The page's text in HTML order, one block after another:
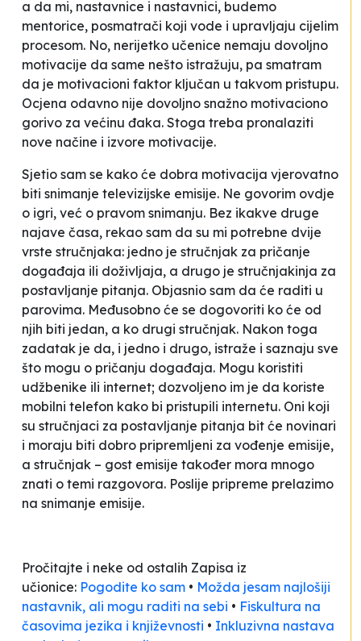
a da mi, nastavnice i nastavnici, budemo
mentorice, posmatrači koji vode i upravljaju cijelim
procesom. No, nerijetko učenice nemaju dovoljno
motivacije da same nešto istražuju, pa smatram
da je motivacioni faktor ključan u takvom pristupu.
Ocjena odavno nije dovoljno snažno motivaciono
gorivo za većinu đaka. Stoga treba pronalaziti
nove načine i izvore motivacije.
Sjetio sam se kako će dobra motivacija vjerovatno
biti snimanje televizijske emisije. Ne govorim ovdje
o igri, već o pravom snimanju. Bez ikakve druge
najave časa, rekao sam da su mi potrebne dvije
vrste stručnjaka: jedno je stručnjak za pričanje
događaja ili doživljaja, a drugo je stručnjakinja za
postavljanje pitanja. Objasnio sam da će raditi u
parovima. Međusobno će se dogovoriti ko će od
njih biti jedan, a ko drugi stručnjak. Nakon toga
zadatak je da, i jedno i drugo, istraže i saznaju sve
što mogu o pričanju događaja. Mogu koristiti
udžbenike ili internet; dozvoljeno im je da koriste
mobilni telefon kako bi pristupili internetu. Oni koji
su stručnjaci za postavljanje pitanja bit će novinari
i moraju biti dobro pripremljeni za vođenje emisije,
a stručnjak – gost emisije također mora mnogo
znati o temi razgovora. Poslije pripreme prelazimo
na snimanje emisije.
Pročitajte i neke od ostalih Zapisa iz
učionice: Pogodite ko sam • Možda jesam najlošiji
nastavnik, ali mogu raditi na sebi • Fiskultura na
časovima jezika i književnosti • Inkluzivna nastava